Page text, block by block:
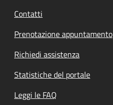
Contatti
Prenotazione appuntamento
Richiedi assistenza
Statistiche del portale
Leggi le FAQ